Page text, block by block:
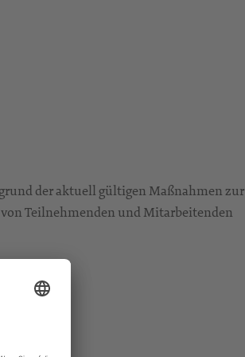
der aktuell gültigen Maßnahmen zur
Teilnehmenden und Mitarbeitenden